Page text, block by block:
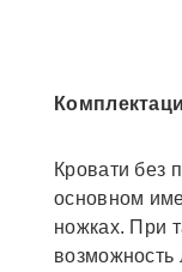
Кровати без
основном
ножках. При
возможность